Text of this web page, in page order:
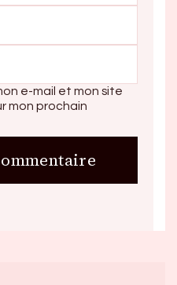
e-mail et mon site
mon prochain